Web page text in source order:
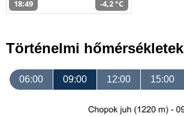
18:49 -4,2 °C
Történelmi hőmérsékletek
06:00 09:00 12:00 15:00